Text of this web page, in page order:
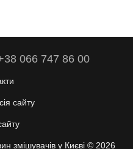
066 747 86 00
сайту
змішувачів у Києві © 2026